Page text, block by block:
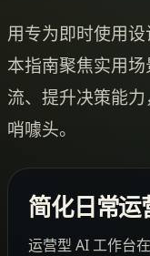
用专为即时使用设
本指南聚焦实用
流、提升决策能
哨噱头。
简化日常运
运营型 AI 工作台